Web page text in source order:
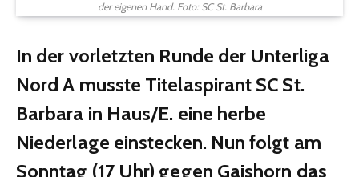
der eigenen Hand. Foto: SC St. Barbara
In der vorletzten Runde der Unterliga
Nord A musste Titelaspirant SC St.
Barbara in Haus/E. eine herbe
Niederlage einstecken. Nun folgt am
Sonntag (17 Uhr) gegen Gaishorn das